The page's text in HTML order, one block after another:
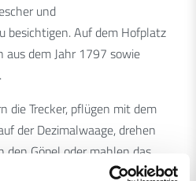
und
besichtigen. Auf dem Hofplatz
aus dem Jahr 1797 sowie
die Trecker, pflügen mit dem
der Dezimalwaage, drehen
den Göpel oder mahlen das
Schafe, Ziegen und